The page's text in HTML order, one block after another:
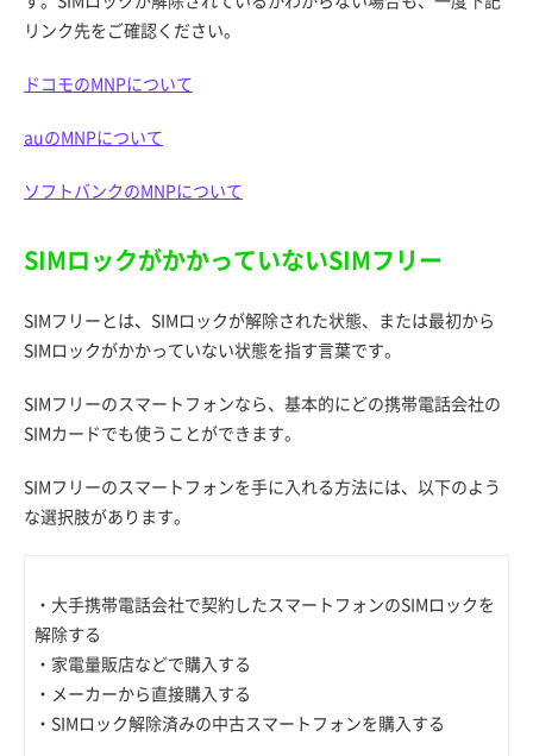
リンク先をご確認ください。
ドコモのMNPについて
auのMNPについて
ソフトバンクのMNPについて
SIMロックがかかっていないSIMフリー
SIMフリーとは、SIMロックが解除された状態、または最初から
SIMロックがかかっていない状態を指す言葉です。
SIMフリーのスマートフォンなら、基本的にどの携帯電話会社の
SIMカードでも使うことができます。
SIMフリーのスマートフォンを手に入れる方法には、以下のよう
な選択肢があります。
・大手携帯電話会社で契約したスマートフォンのSIMロックを
解除する
・家電量販店などで購入する
・メーカーから直接購入する
・SIMロック解除済みの中古スマートフォンを購入する